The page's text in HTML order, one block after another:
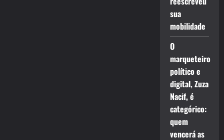
sua
mobilidade
O
marqueteiro
político e
digital, Zuza
Nacif, é
categórico:
quem
vencerá as